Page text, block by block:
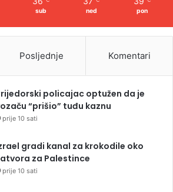
sub ned pon
Posljednje Komentari
policajac optužen da je
“prišio” tuđu kaznu
prije 10 sati
gradi kanal za krokodile oko
za Palestince
prije 10 sati